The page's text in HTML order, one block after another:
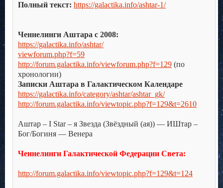
Полный текст: https://galactika.info/ashtar-1/
Ченнелинги Аштара с 2008:
https://galactika.info/ashtar/
viewforum.php?f=59
http://forum.galactika.info/viewforum.php?f=129 (по
хронологии)
Записки Аштара в Галактическом Календаре
https://galactika.info/category/ashtar/ashtar_gk/
http://forum.galactika.info/viewtopic.php?f=129&t=2610
Аштар – I Star – я Звезда (Звёздный (ая)) — ИШтар –
Бог/Богиня — Венера
Ченнелинги Галактической Федерации Света:
http://forum.galactika.info/viewtopic.php?f=129&t=124